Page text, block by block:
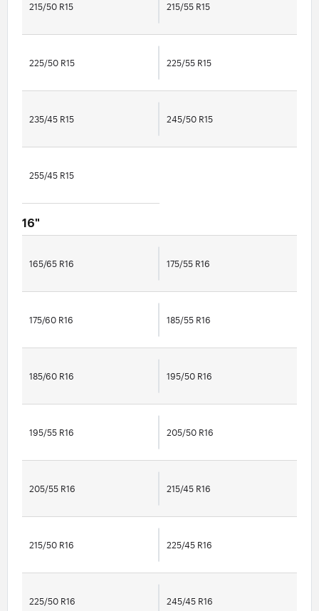
215/50 R15 215/55 R15
225/50 R15 225/55 R15
235/45 R15 245/50 R15
255/45 R15
16"
165/65 R16 175/55 R16
175/60 R16 185/55 R16
185/60 R16 195/50 R16
195/55 R16 205/50 R16
205/55 R16 215/45 R16
215/50 R16 225/45 R16
225/50 R16 245/45 R16